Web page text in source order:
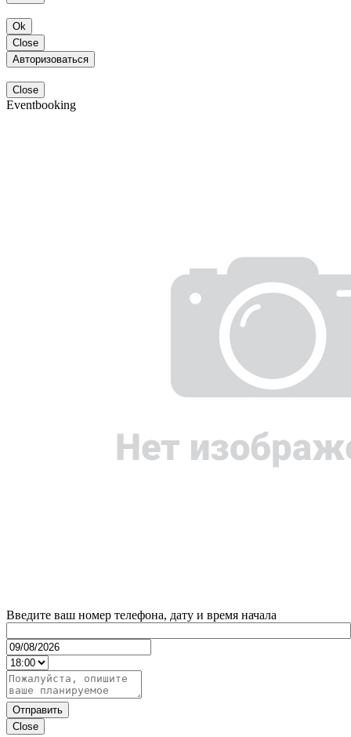
Ok
Close
Авторизоваться
Close
Eventbooking
Введите ваш номер телефона, дату и время начала
Отправить
Close